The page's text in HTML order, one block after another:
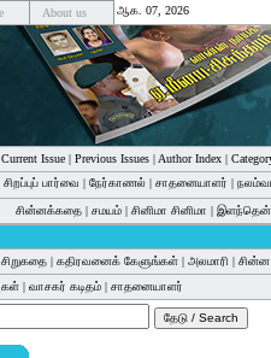
About us ஆக. 07, 2026
Current Issue| Previous Issues| Author Index|
சிறப்புப் பார்வை | நேர்காணல் | சாதனையாளர் |
சின்னக்கதை | சமயம் | சினிமா சினிமா |
சிறுகதை | கதிரவனைக் கேளுங்கள் | அலமாரி |
| வாசகர் கடிதம் | சாதனையாளர்